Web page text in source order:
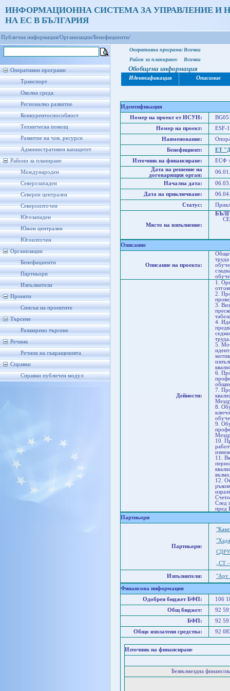
ИНФОРМАЦИОННА СИСТЕМА ЗА УПРАВЛЕНИЕ И
НА ЕС В БЪЛГАРИЯ
Публична информация/Организации/Бенефициенти/
Оперативни програми
Транспорт
Околна среда
Регионално развитие
Конкурентоспособност
Техническа помощ
Развитие на чов. ресурси
Административен капацитет
Райони за планиране
Международен
Северозападен
Северен централен
Североизточен
Югозападен
Южен централен
Югоизточен
Организации
Бенефициенти
Партньори
Изпълнители
Проекти
Списък на проектите
Търсене
Разширено търсене
Речник
Речник на съкращенията
Справки
Справки публичен модул
Оперативна програма: Всички
Район за планиране:
Всички
Обобщена информация
Идентификация Описание
Идентификация
Номер на проект от ИСУН:
Номер на проект:
ESF-
Наименование:
Бенефициент:
ЕТ
Източник на финансиране:
ЕСФ
Дата на решение на
договарящия орган:
Начална дата:
Дата на приключване:
Статус:
Място на изпълнение:
Описание
Описание на проекта:
Дейности:
1.
2.
3.
4.
труда.
5.
6.
7.
8.
9.
10.
11.
12.
След
пред
Партньори
Партньори:
„СТ
Изпълнители: "Арт
Финансова информация
Одобрен бюджет БФП:
106
Общ бюджет:
92
БФП:
92
Общо изплатени средства:
92
Източник на финансиране
Безвъзмездна